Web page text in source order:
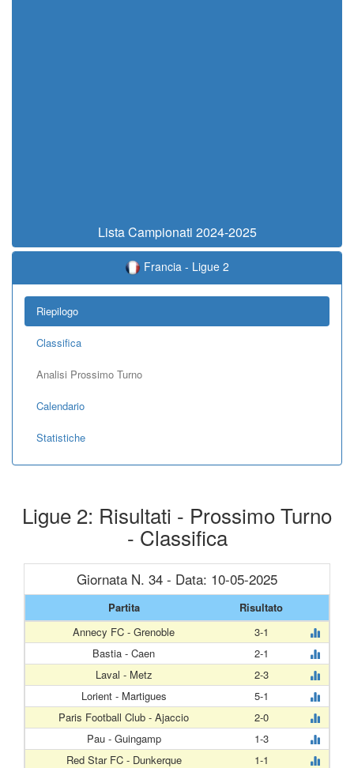
Lista Campionati 2024-2025
Francia - Ligue 2
Riepilogo
Classifica
Analisi Prossimo Turno
Calendario
Statistiche
Ligue 2: Risultati - Prossimo Turno
- Classifica
Giornata N. 34 - Data: 10-05-2025
Partita
Risultato
Annecy FC - Grenoble
3-1
Bastia - Caen
2-1
Laval - Metz
2-3
Lorient - Martigues
5-1
Paris Football Club - Ajaccio
2-0
Pau - Guingamp
1-3
Red Star FC - Dunkerque
1-1